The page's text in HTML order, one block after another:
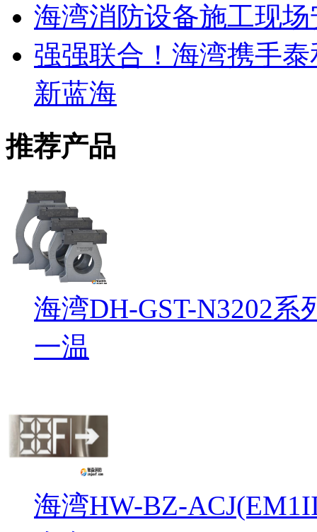
海湾消防设备施工现
强强联合！海湾携手
新蓝海
推荐产品
海湾DH-GST-N3202
一温
海湾HW-BZ-